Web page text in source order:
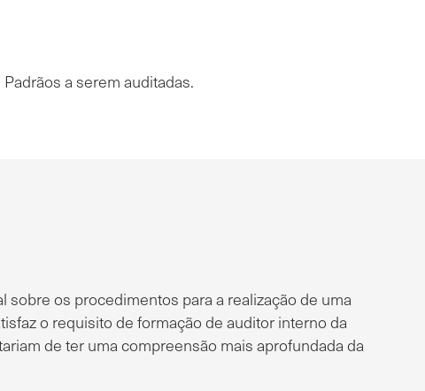
a serem auditadas.
os procedimentos para a realização de uma
o requisito de formação de auditor interno da
de ter uma compreensão mais aprofundada da